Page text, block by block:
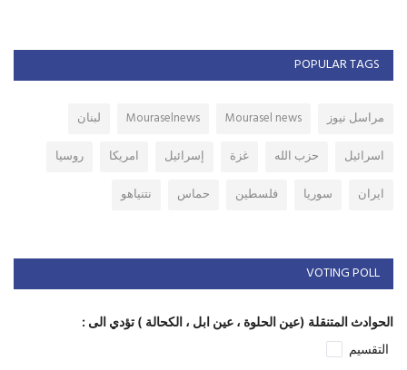
POPULAR TAGS
مراسل نيوز Mourasel news
Mouraselnews
لبنان
اسرائيل
حزب الله غزة إسرائيل امريكا
روسيا
ايران
سوريا فلسطين حماس نتنياهو
VOTING POLL
الحوادث المتنقلة (عين الحلوة ، عين ابل ، الكحالة ) تؤدي الى :
التقسيم